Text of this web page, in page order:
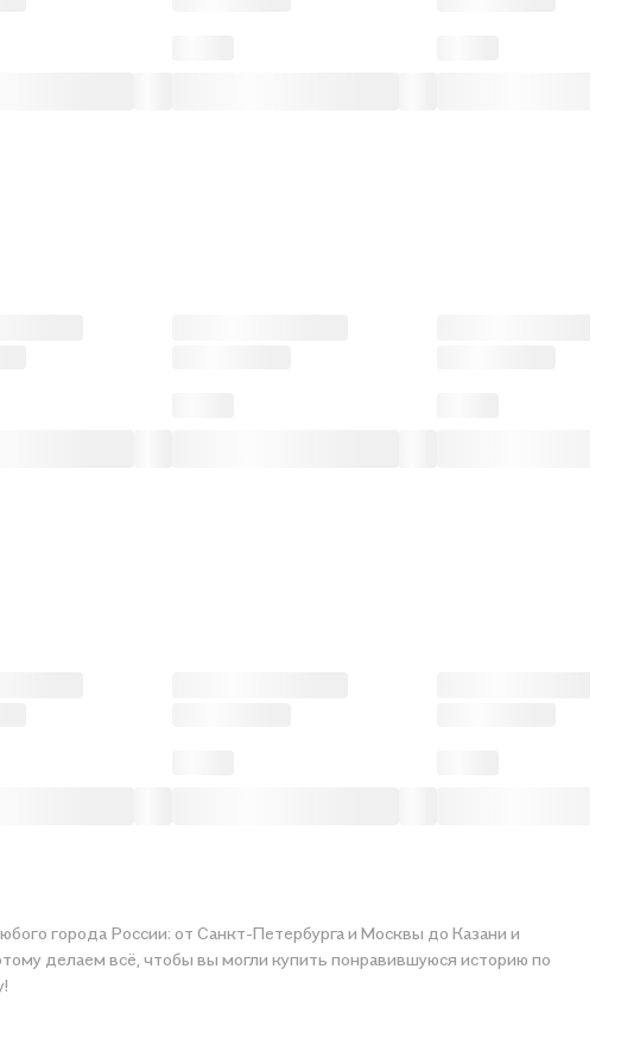
города России: от Санкт-Петербурга и Москвы до Казани и
вы могли купить понравившуюся историю по